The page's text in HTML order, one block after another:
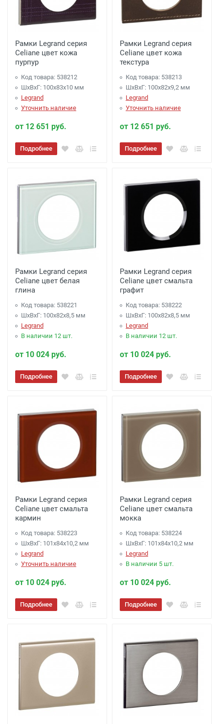
Рамки Legrand серия
Celiane цвет кожа
пурпур
Код товара: 538212
ШхВхГ: 100x83x10 мм
Legrand
Уточнить наличие
от 12 651 руб.
Подробнее
Рамки Legrand серия
Celiane цвет кожа
текстура
Код товара: 538213
ШхВхГ: 100x82x9,2 мм
Legrand
Уточнить наличие
от 12 651 руб.
Подробнее
Рамки Legrand серия
Celiane цвет белая
глина
Код товара: 538221
ШхВхГ: 100x82x8,5 мм
Legrand
В наличии 12 шт.
от 10 024 руб.
Подробнее
Рамки Legrand серия
Celiane цвет смальта
графит
Код товара: 538222
ШхВхГ: 100x82x8,5 мм
Legrand
В наличии 12 шт.
от 10 024 руб.
Подробнее
Рамки Legrand серия
Celiane цвет смальта
кармин
Код товара: 538223
ШхВхГ: 101x84x10,2 мм
Legrand
Уточнить наличие
от 10 024 руб.
Подробнее
Рамки Legrand серия
Celiane цвет смальта
мокка
Код товара: 538224
ШхВхГ: 101x84x10,2 мм
Legrand
В наличии 5 шт.
от 10 024 руб.
Подробнее